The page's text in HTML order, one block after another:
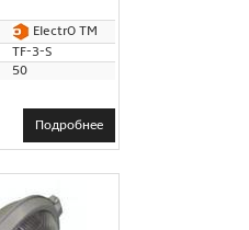
ElectrO TM
TF-3-S
50
Подробнее